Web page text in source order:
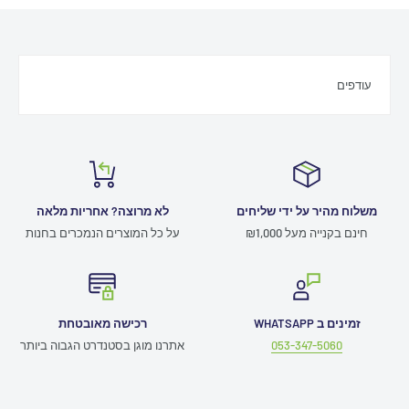
עודפים
משלוח מהיר על ידי שליחים
חינם בקנייה מעל ₪1,000
לא מרוצה? אחריות מלאה
על כל המוצרים הנמכרים בחנות
זמינים ב WHATSAPP
053-347-5060
רכישה מאובטחת
אתרנו מוגן בסטנדרט הגבוה ביותר